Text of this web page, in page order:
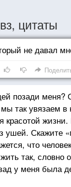
цитаты
не давал
позади меня?
так увязаем
красотой
ушей. Скажите
что
так, словно
у меня была